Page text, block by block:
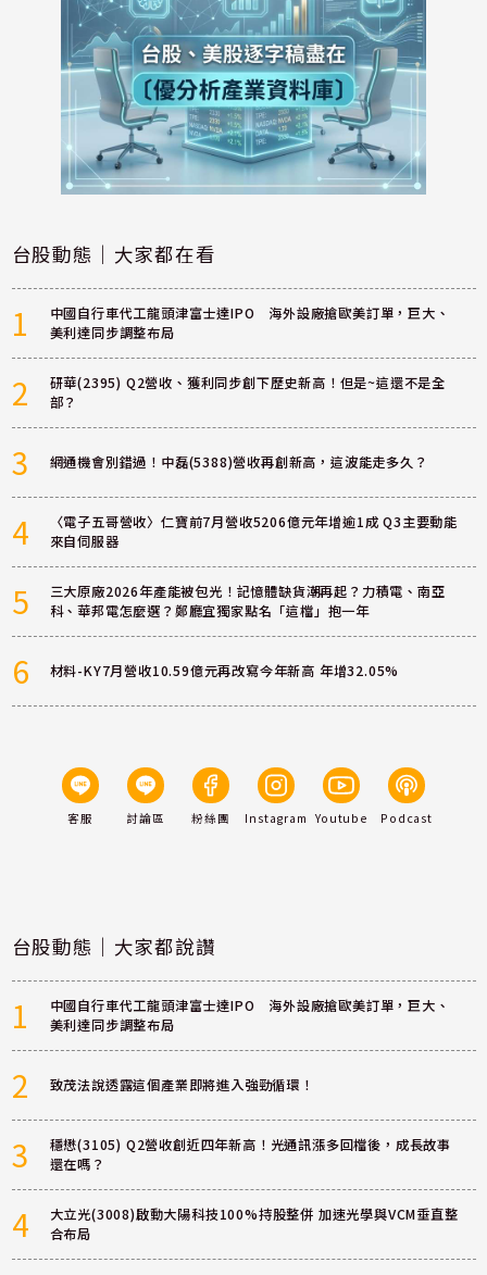
台股動態｜大家都在看
1
中國自行車代工龍頭津富士達IPO 海外設廠搶歐美訂單，巨大、
美利達同步調整布局
2
研華(2395) Q2營收、獲利同步創下歷史新高！但是~這還不是全
部？
3 網通機會別錯過！中磊(5388)營收再創新高，這波能走多久？
4
〈電子五哥營收〉仁寶前7月營收5206億元年增逾1成 Q3主要動能
來自伺服器
5
三大原廠2026年產能被包光！記憶體缺貨潮再起？力積電、南亞
科、華邦電怎麼選？鄭廳宜獨家點名「這檔」抱一年
6 材料-KY7月營收10.59億元再改寫今年新高 年增32.05%
客服 討論區 粉絲團 Instagram Youtube Podcast
台股動態｜大家都說讚
1
中國自行車代工龍頭津富士達IPO 海外設廠搶歐美訂單，巨大、
美利達同步調整布局
2 致茂法說透露這個產業即將進入強勁循環！
3
穩懋(3105) Q2營收創近四年新高！光通訊漲多回檔後，成長故事
還在嗎？
4
大立光(3008)啟動大陽科技100%持股整併 加速光學與VCM垂直整
合布局